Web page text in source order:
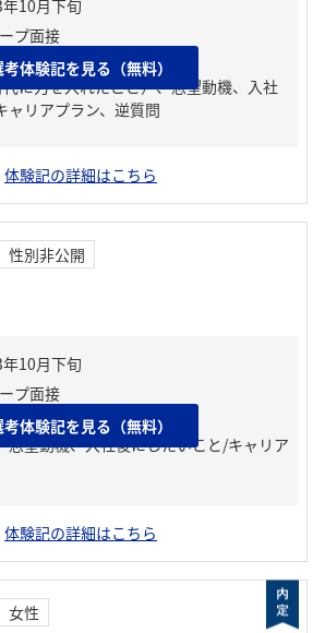
に力を入れたこと）、志望動機、入社
ャリアプラン、逆質問
体験記を見る（無料）
体験記の詳細はこちら
性別非公開
志望動機、入社後にしたいこと/キャリア
体験記を見る（無料）
体験記の詳細はこちら
女性